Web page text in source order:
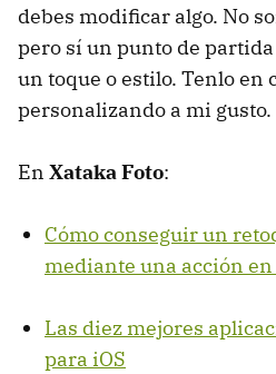
debes modificar algo. No
pero sí un punto de
un toque o estilo. Tenlo en
personalizando a mi gusto.
En Xataka Foto:
Cómo conseguir un
mediante una acción
Las diez mejores
para iOS